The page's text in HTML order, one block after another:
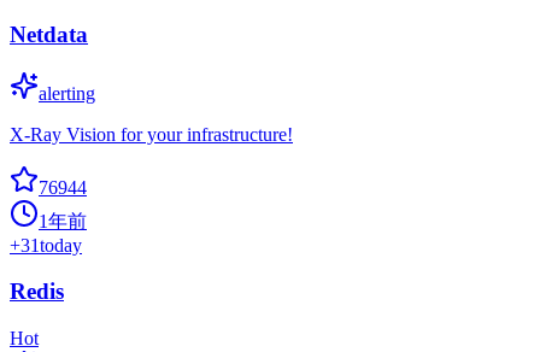
Netdata
alerting
X-Ray Vision for your infrastructure!
76944
1年前
+31today
Redis
Hot